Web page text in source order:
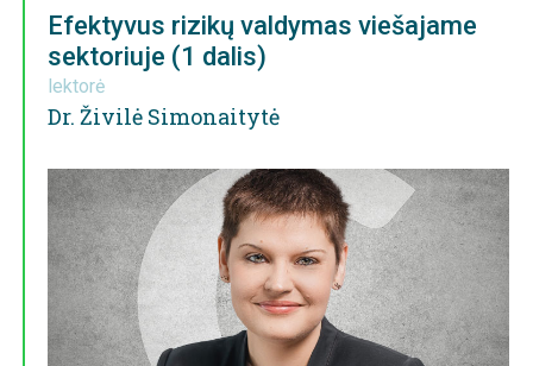
Efektyvus rizikų valdymas viešajame
sektoriuje (1 dalis)
lektorė
Dr. Živilė Simonaitytė